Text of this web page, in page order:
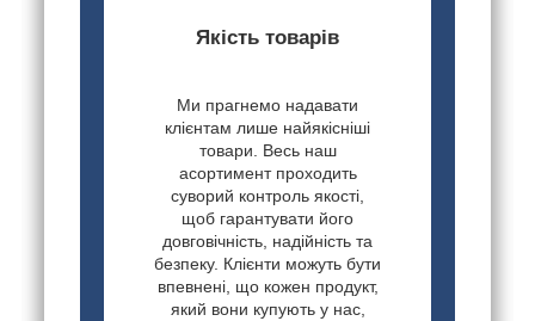
Якість товарів
Ми прагнемо надавати
клієнтам лише найякісніші
товари. Весь наш
асортимент проходить
суворий контроль якості,
щоб гарантувати його
довговічність, надійність та
безпеку. Клієнти можуть бути
впевнені, що кожен продукт,
який вони купують у нас,